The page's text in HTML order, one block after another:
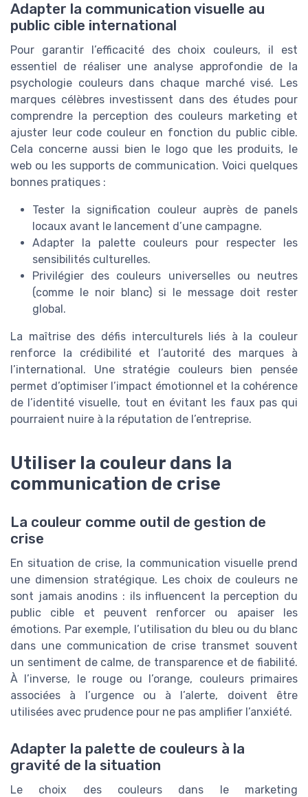
Adapter la communication visuelle au
public cible international
Pour garantir l’efficacité des choix couleurs, il est
essentiel de réaliser une analyse approfondie de la
psychologie couleurs dans chaque marché visé. Les
marques célèbres investissent dans des études pour
comprendre la perception des couleurs marketing et
ajuster leur code couleur en fonction du public cible.
Cela concerne aussi bien le logo que les produits, le
web ou les supports de communication. Voici quelques
bonnes pratiques :
Tester la signification couleur auprès de panels
locaux avant le lancement d’une campagne.
Adapter la palette couleurs pour respecter les
sensibilités culturelles.
Privilégier des couleurs universelles ou neutres
(comme le noir blanc) si le message doit rester
global.
La maîtrise des défis interculturels liés à la couleur
renforce la crédibilité et l’autorité des marques à
l’international. Une stratégie couleurs bien pensée
permet d’optimiser l’impact émotionnel et la cohérence
de l’identité visuelle, tout en évitant les faux pas qui
pourraient nuire à la réputation de l’entreprise.
Utiliser la couleur dans la
communication de crise
La couleur comme outil de gestion de
crise
En situation de crise, la communication visuelle prend
une dimension stratégique. Les choix de couleurs ne
sont jamais anodins : ils influencent la perception du
public cible et peuvent renforcer ou apaiser les
émotions. Par exemple, l’utilisation du bleu ou du blanc
dans une communication de crise transmet souvent
un sentiment de calme, de transparence et de fiabilité.
À l’inverse, le rouge ou l’orange, couleurs primaires
associées à l’urgence ou à l’alerte, doivent être
utilisées avec prudence pour ne pas amplifier l’anxiété.
Adapter la palette de couleurs à la
gravité de la situation
Le choix des couleurs dans le marketing